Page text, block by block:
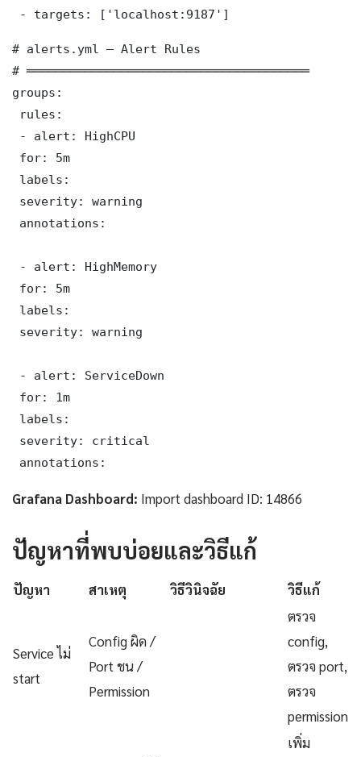
- targets: ['localhost:9187']
# alerts.yml — Alert Rules
# ═══════════════════════════════════════
groups:
rules:
- alert: HighCPU
for: 5m
labels:
severity: warning
annotations:
- alert: HighMemory
for: 5m
labels:
severity: warning
- alert: ServiceDown
for: 1m
labels:
severity: critical
annotations:
Grafana Dashboard: Import dashboard ID: 14866
ปัญหาที่พบบ่อยและวิธีแก้
ปัญหา สาเหตุ วิธีวินิจฉัย วิธีแก้
Service ไม่
start
Config ผิด /
Port ชน /
Permission
ตรวจ
config,
ตรวจ port,
ตรวจ
permission
เพิ่ม